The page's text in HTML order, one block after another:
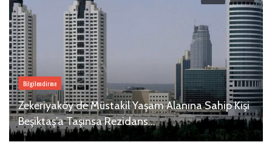
Bilgilendirme
Zekeriyaköy de Müstakil Yaşam Alanına Sahip Kişi
Beşiktaş’a Taşınsa Rezidans...